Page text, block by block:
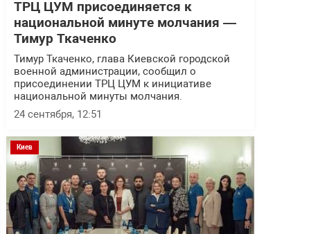
ТРЦ ЦУМ присоединяется к
национальной минуте молчания —
Тимур Ткаченко
Тимур Ткаченко, глава Киевской городской
военной администрации, сообщил о
присоединении ТРЦ ЦУМ к инициативе
национальной минуты молчания.
24 сентября, 12:51
Киев